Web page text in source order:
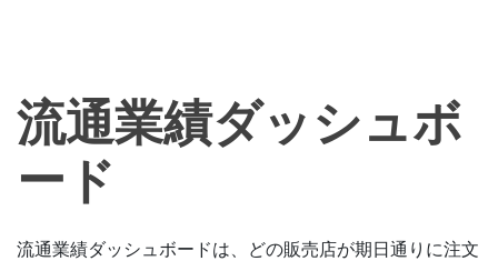
流通業績ダッシュボ
ード
流通業績ダッシュボードは、どの販売店が期日通りに注文